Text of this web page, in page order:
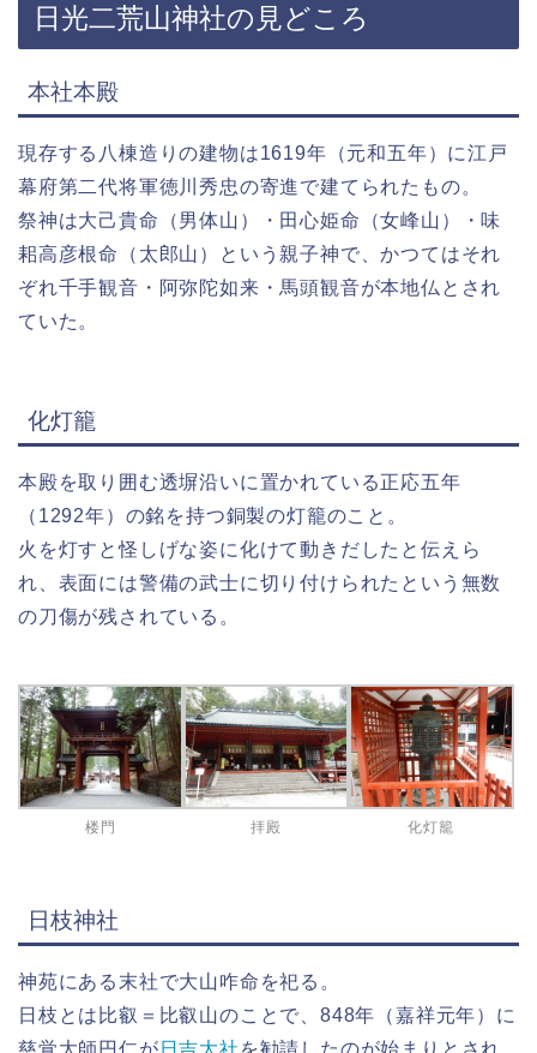
日光二荒山神社の見どころ
本社本殿
現存する八棟造りの建物は1619年（元和五年）に江戸
幕府第二代将軍徳川秀忠の寄進で建てられたもの。
祭神は大己貴命（男体山）・田心姫命（女峰山）・味
耜高彦根命（太郎山）という親子神で、かつてはそれ
ぞれ千手観音・阿弥陀如来・馬頭観音が本地仏とされ
ていた。
化灯籠
本殿を取り囲む透塀沿いに置かれている正応五年
（1292年）の銘を持つ銅製の灯籠のこと。
火を灯すと怪しげな姿に化けて動きだしたと伝えら
れ、表面には警備の武士に切り付けられたという無数
の刀傷が残されている。
楼門 拝殿 化灯籠
日枝神社
神苑にある末社で大山咋命を祀る。
日枝とは比叡＝比叡山のことで、848年（嘉祥元年）に